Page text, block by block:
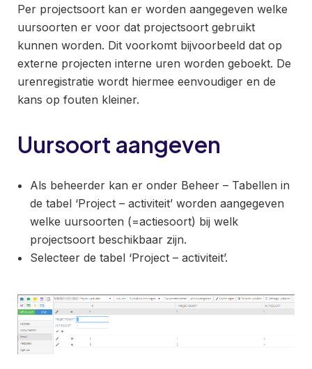
Per projectsoort kan er worden aangegeven welke
uursoorten er voor dat projectsoort gebruikt
kunnen worden. Dit voorkomt bijvoorbeeld dat op
externe projecten interne uren worden geboekt. De
urenregistratie wordt hiermee eenvoudiger en de
kans op fouten kleiner.
Uursoort aangeven
Als beheerder kan er onder Beheer – Tabellen in
de tabel ‘Project – activiteit’ worden aangegeven
welke uursoorten (=actiesoort) bij welk
projectsoort beschikbaar zijn.
Selecteer de tabel ‘Project – activiteit’.